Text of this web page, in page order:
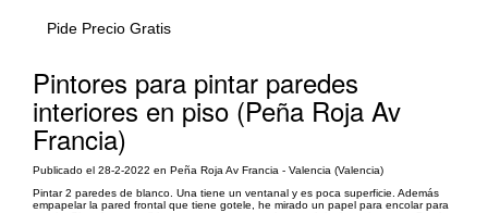
Pide Precio Gratis
Pintores para pintar paredes
interiores en piso (Peña Roja Av
Francia)
Publicado el 28-2-2022 en Peña Roja Av Francia - Valencia (Valencia)
Pintar 2 paredes de blanco. Una tiene un ventanal y es poca superficie. Además
empapelar la pared frontal que tiene gotele, he mirado un papel para encolar para